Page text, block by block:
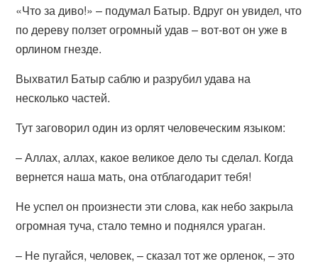
«Что за диво!» – подумал Батыр. Вдруг он увидел, что
по дереву ползет огромный удав – вот-вот он уже в
орлином гнезде.
Выхватил Батыр саблю и разрубил удава на
несколько частей.
Тут заговорил один из орлят человеческим языком:
– Аллах, аллах, какое великое дело ты сделал. Когда
вернется наша мать, она отблагодарит тебя!
Не успел он произнести эти слова, как небо закрыла
огромная туча, стало темно и поднялся ураган.
– Не пугайся, человек, – сказал тот же орленок, – это